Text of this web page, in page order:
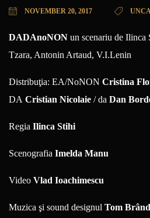
NOVEMBER 20, 2017
DADAnoNON un scenariu de Ilinca
Tzara, Antonin Artaud, V.I.Lenin
Distribuţia: EA/NoNON Cristina
DA Cristian Nicolaie / da Dan
Regia Ilinca Stihi
Scenografia Imelda Manu
Video Vlad Ioachimescu
Muzica şi sound designul Tom